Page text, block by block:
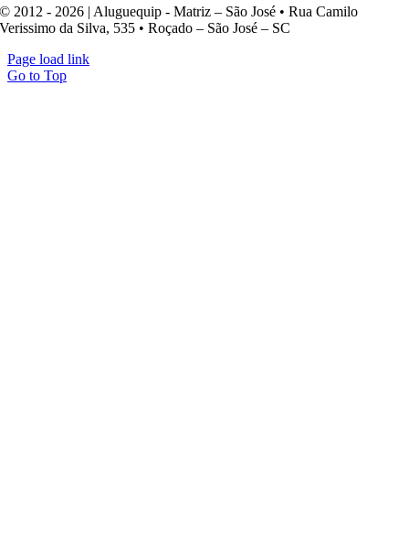
© 2012 - 2026 | Aluguequip - Matriz – São José • Rua Camilo
Verissimo da Silva, 535 • Roçado – São José – SC
Page load link
Go to Top